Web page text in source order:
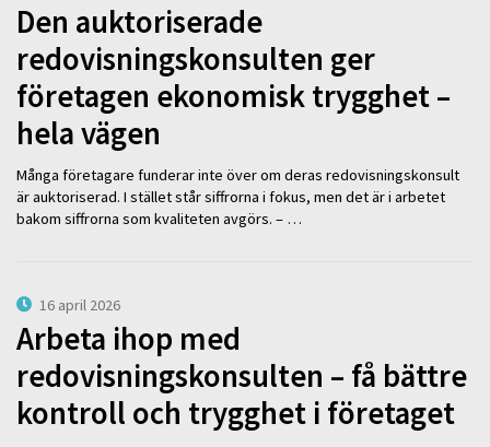
Den auktoriserade
redovisningskonsulten ger
företagen ekonomisk trygghet –
hela vägen
Många företagare funderar inte över om deras redovisningskonsult
är auktoriserad. I stället står siffrorna i fokus, men det är i arbetet
bakom siffrorna som kvaliteten avgörs. – …
16 april 2026
Arbeta ihop med
redovisningskonsulten – få bättre
kontroll och trygghet i företaget